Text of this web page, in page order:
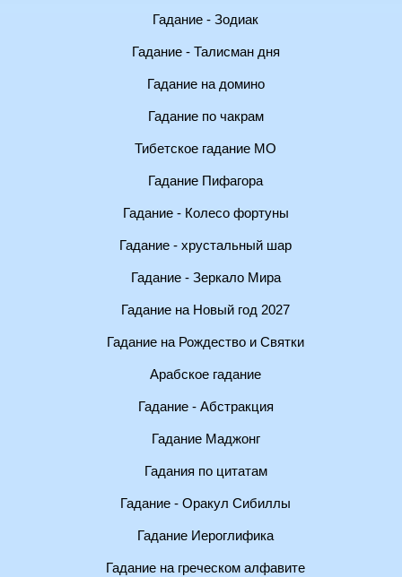
Гадание - Зодиак
Гадание - Талисман дня
Гадание на домино
Гадание по чакрам
Тибетское гадание МО
Гадание Пифагора
Гадание - Колесо фортуны
Гадание - хрустальный шар
Гадание - Зеркало Мира
Гадание на Новый год 2027
Гадание на Рождество и Святки
Арабское гадание
Гадание - Абстракция
Гадание Маджонг
Гадания по цитатам
Гадание - Оракул Сибиллы
Гадание Иероглифика
Гадание на греческом алфавите